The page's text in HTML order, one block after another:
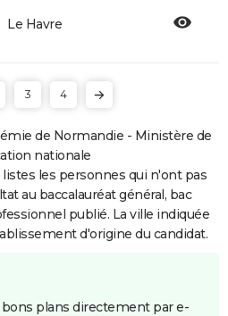
Le Havre
3 4
de Normandie - Ministère de
nationale
les personnes qui n'ont pas
au baccalauréat général, bac
publié. La ville indiquée
d'origine du candidat.
plans directement par e-